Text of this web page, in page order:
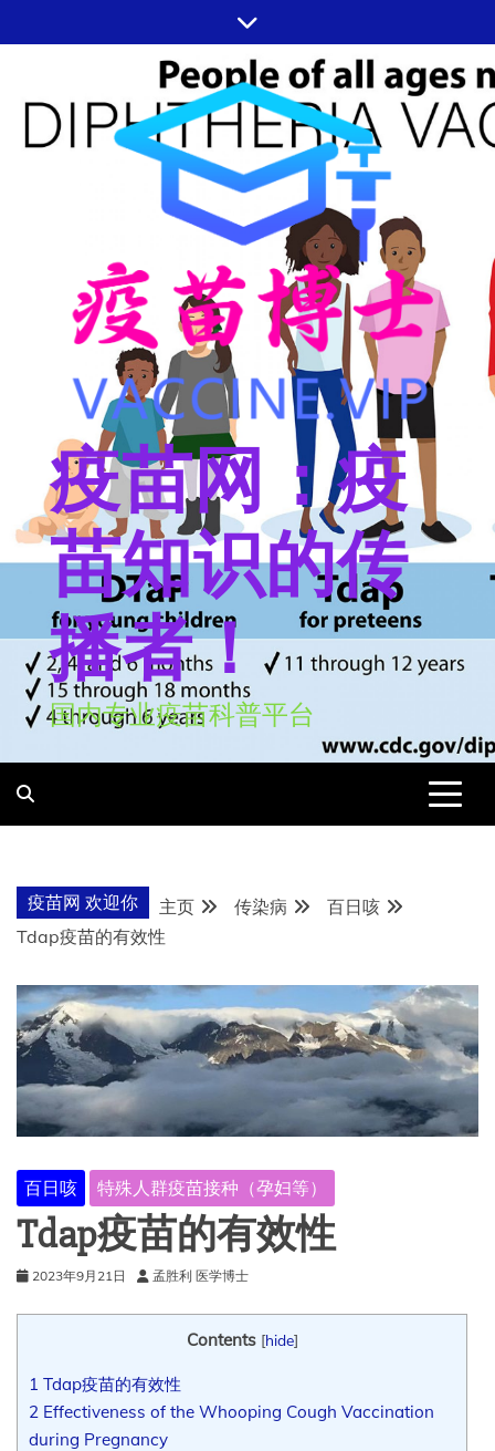
至
疫苗网：疫
苗知识的传
播者！
国内专业疫苗科普平台
疫苗网 欢迎你 主页 传染病
百日咳
Tdap疫苗的有效性
百日咳 特殊人群疫苗接种（孕妇等）
Tdap疫苗的有效性
2023年9月21日 孟胜利 医学博士
Contents [hide]
1 Tdap疫苗的有效性
2 Effectiveness of the Whooping Cough Vaccination
during Pregnancy